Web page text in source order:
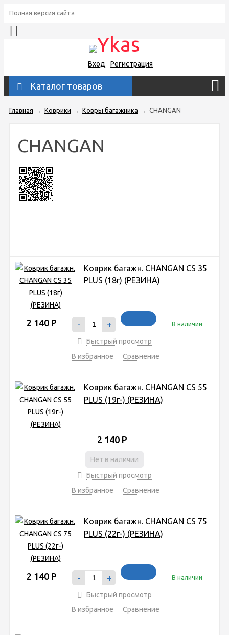
Полная версия сайта
Вход Регистрация
Каталог товаров
Главная → Коврики → Ковры багажника → CHANGAN
CHANGAN
Коврик багажн. CHANGAN CS 35
PLUS (18г) (РЕЗИНА)
2 140 Р - + В наличии
Быстрый просмотр
В избранное
Сравнение
Коврик багажн. CHANGAN CS 55
PLUS (19г-) (РЕЗИНА)
2 140 Р
Нет в наличии
Быстрый просмотр
В избранное
Сравнение
Коврик багажн. CHANGAN CS 75
PLUS (22г-) (РЕЗИНА)
2 140 Р - + В наличии
Быстрый просмотр
В избранное
Сравнение